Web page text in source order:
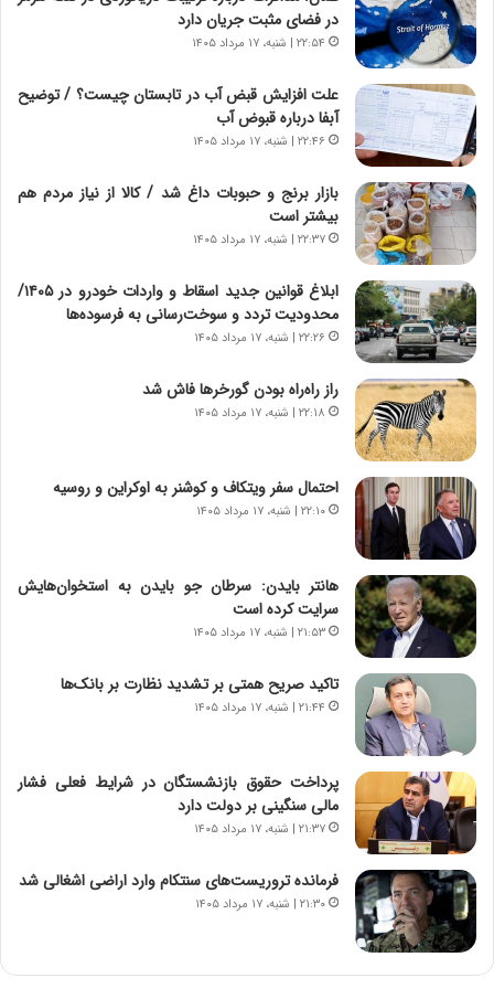
در فضای مثبت جریان دارد
۲۲:۵۴ | شنبه، ۱۷ مرداد ۱۴۰۵
علت افزایش قبض آب در تابستان چیست؟ / توضیح
آبفا درباره قبوض آب
۲۲:۴۶ | شنبه، ۱۷ مرداد ۱۴۰۵
بازار برنج و حبوبات داغ شد / کالا از نیاز مردم هم
بیشتر است
۲۲:۳۷ | شنبه، ۱۷ مرداد ۱۴۰۵
ابلاغ قوانین جدید اسقاط و واردات خودرو در ۱۴۰۵/
محدودیت تردد و سوخت‌رسانی به فرسوده‌ها
۲۲:۲۶ | شنبه، ۱۷ مرداد ۱۴۰۵
راز راه‌راه بودن گورخرها فاش شد
۲۲:۱۸ | شنبه، ۱۷ مرداد ۱۴۰۵
احتمال سفر ویتکاف و کوشنر به اوکراین و روسیه
۲۲:۱۰ | شنبه، ۱۷ مرداد ۱۴۰۵
هانتر بایدن: سرطان جو بایدن به استخوان‌هایش
سرایت کرده است
۲۱:۵۳ | شنبه، ۱۷ مرداد ۱۴۰۵
تاکید صریح همتی بر تشدید نظارت بر بانک‌ها
۲۱:۴۴ | شنبه، ۱۷ مرداد ۱۴۰۵
پرداخت حقوق بازنشستگان در شرایط فعلی فشار
مالی سنگینی بر دولت دارد
۲۱:۳۷ | شنبه، ۱۷ مرداد ۱۴۰۵
فرمانده تروریست‌های سنتکام وارد اراضی اشغالی شد
۲۱:۳۰ | شنبه، ۱۷ مرداد ۱۴۰۵